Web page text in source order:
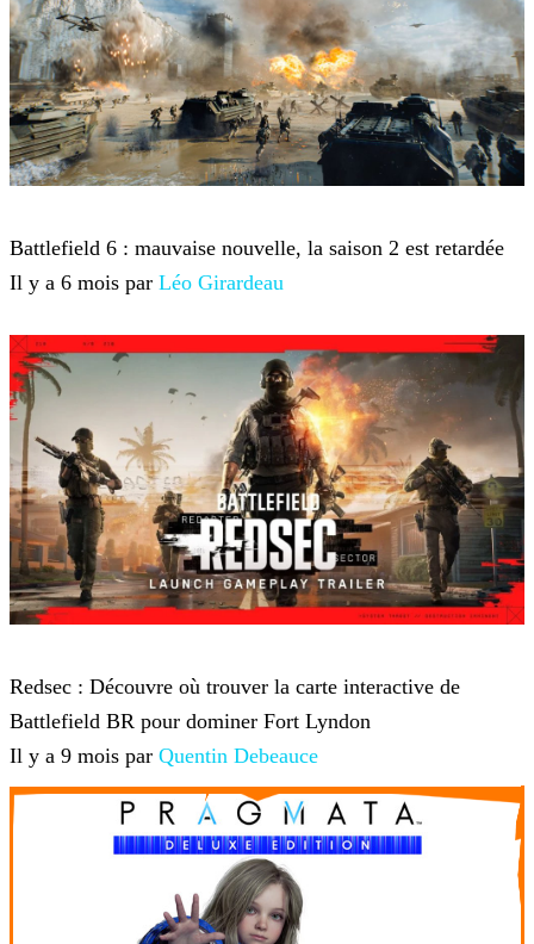
Battlefield 6 : mauvaise nouvelle, la saison 2 est retardée
Il y a 6 mois par Léo Girardeau
Redsec : Découvre où trouver la carte interactive de
Battlefield BR pour dominer Fort Lyndon
Il y a 9 mois par Quentin Debeauce